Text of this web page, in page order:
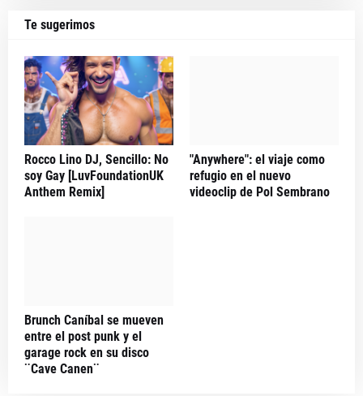
Te sugerimos
Rocco Lino DJ, Sencillo: No
soy Gay [LuvFoundationUK
Anthem Remix]
"Anywhere": el viaje como
refugio en el nuevo
videoclip de Pol Sembrano
Brunch Caníbal se mueven
entre el post punk y el
garage rock en su disco
¨Cave Canen¨